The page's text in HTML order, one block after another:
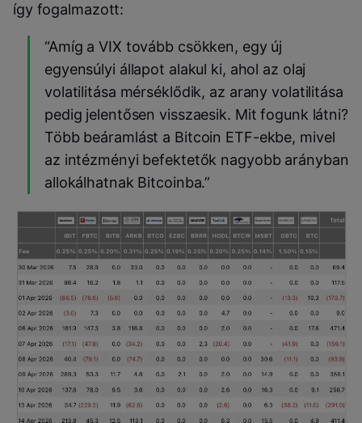
így fogalmazott:
“Amíg a VIX tovább csökken, egy új
egyensúlyi állapot alakul ki, ahol az olaj
volatilitása mérséklődik, az arany volatilitása
pedig jelentősen visszaesik. Mit fogunk látni?
Több beáramlást a Bitcoin ETF-ekbe, mivel
az intézményi befektetők nagyobb arányban
allokálhatnak Bitcoinba.”